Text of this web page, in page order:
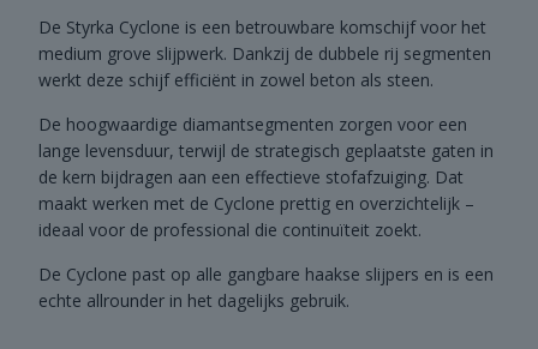
De Styrka Cyclone is een betrouwbare komschijf voor het
medium grove slijpwerk. Dankzij de dubbele rij segmenten
werkt deze schijf efficiënt in zowel beton als steen.
De hoogwaardige diamantsegmenten zorgen voor een
lange levensduur, terwijl de strategisch geplaatste gaten in
de kern bijdragen aan een effectieve stofafzuiging. Dat
maakt werken met de Cyclone prettig en overzichtelijk –
ideaal voor de professional die continuïteit zoekt.
De Cyclone past op alle gangbare haakse slijpers en is een
echte allrounder in het dagelijks gebruik.